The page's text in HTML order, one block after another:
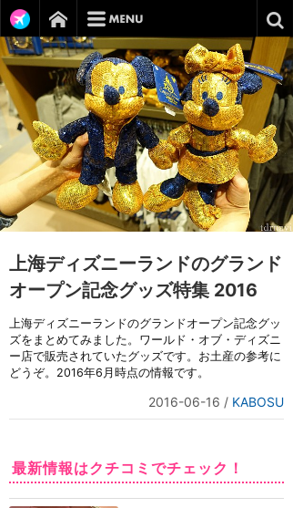
上海ディズニーランドのグランド
オープン記念グッズ特集 2016
上海ディズニーランドのグランドオープン記念グッ
ズをまとめてみました。ワールド・オブ・ディズニ
ー店で販売されていたグッズです。お土産の参考に
どうぞ。2016年6月時点の情報です。
2016-06-16 / KABOSU
最新情報はクチコミでチェック！